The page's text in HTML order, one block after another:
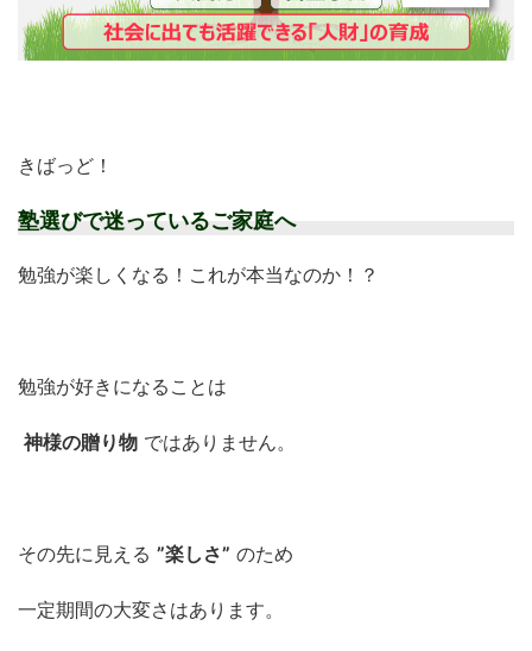
きばっど！
塾選びで迷っているご家庭へ
勉強が楽しくなる！これが本当なのか！？
勉強が好きになることは
神様の贈り物 ではありません。
その先に見える ”楽しさ” のため
一定期間の大変さはあります。